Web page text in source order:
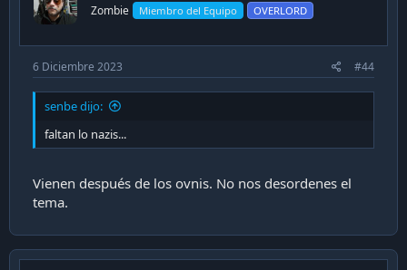
Zombie Miembro del Equipo OVERLORD
6 Diciembre 2023 #44
senbe dijo:
faltan lo nazis...
Vienen después de los ovnis. No nos desordenes el
tema.